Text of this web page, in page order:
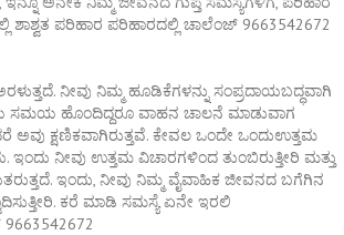
ಪರಿಹಾರ ಪರಿಹಾರದಲ್ಲಿ ಚಾಲೆಂಜ್ 9663542672
ನೀವು ನಿಮ್ಮ ಹೂಡಿಕೆಗಳನ್ನು ಸಂಪ್ರದಾಯಬದ್ಧವಾಗಿ
ಸಮಯ ಹೊಂದಿದ್ದರೂ ವಾಹನ ಚಾಲನೆ ಮಾಡುವಾಗ
ಕ್ಷಣಿಕವಾಗಿರುತ್ತವೆ. ಕೇವಲ ಒಂದೇ ಒಂದುಉತ್ತಮ
ಇಂದು ನೀವು ಉತ್ತಮ ವಿಚಾರಗಳಿಂದ ತುಂಬಿರುತ್ತೀರಿ ಮತ್ತು
ಇಂದು, ನೀವು ನಿಮ್ಮ ವೈವಾಹಿಕ ಜೀವನದ ಬಗೆಗಿನ
ಕರೆ ಮಾಡಿ ಸಮಸ್ಯೆ ಏನೇ ಇರಲಿ